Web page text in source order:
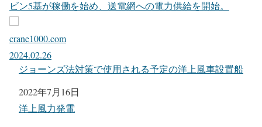
ビン5基が稼働を始め、送電網への電力供給を開始。
crane1000.com
2024.02.26
ジョーンズ法対策で使用される予定の洋上風車設置船
日付
2022年7月16日
関連理由
洋上風力発電